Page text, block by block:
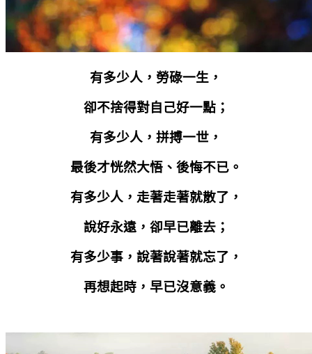
有多少人，勞碌一生，
卻不捨得對自己好一點；
有多少人，拼搏一世，
最後才恍然大悟、後悔不已。
有多少人，走著走著就散了，
說好永遠，卻早已離去；
有多少事，說著說著就忘了，
再想起時，早已沒意義。